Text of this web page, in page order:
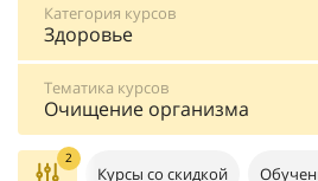
Здоровье
Категория курсов
Очищение организма
Тематика курсов
2
Курсы со скидкой